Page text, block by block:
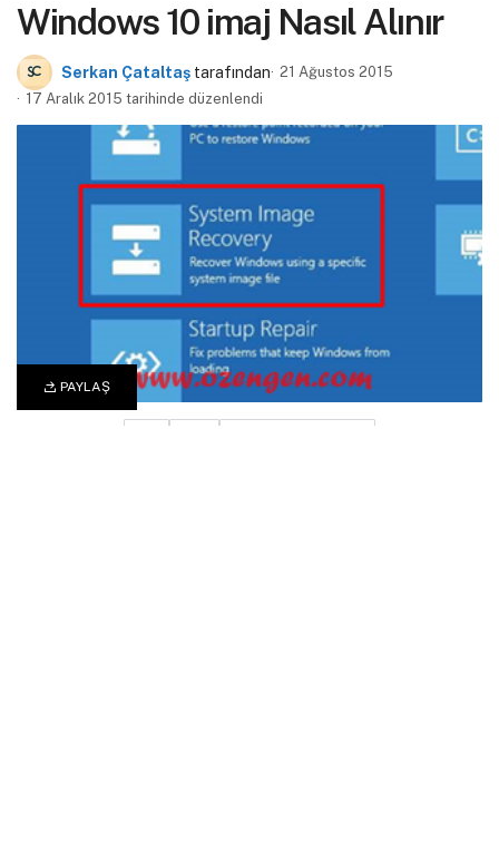
PAYLAŞ
Windows 10 imaj Nasıl Alınır
Serkan Çataltaş tarafından 21 Ağustos 2015
17 Aralık 2015 tarihinde düzenlendi